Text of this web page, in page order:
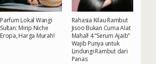
Parfum Lokal Wangi
Sultan: Mirip Niche
Eropa, Harga Murah!
Rahasia Kilau Rambut
Jisoo Bukan Cuma Alat
Mahal! 4 “Serum Ajaib”
Wajib Punya untuk
Lindungi Rambut dari
Panas